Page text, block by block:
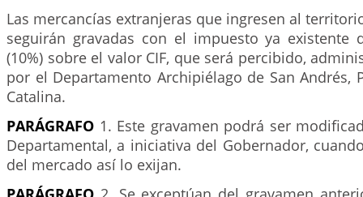
Las mercancías extranjeras que ingresen al
seguirán gravadas con el impuesto ya existente
(10%) sobre el valor CIF, que será percibido,
por el Departamento Archipiélago de San Andrés,
Catalina.
PARÁGRAFO 1. Este gravamen podrá ser
Departamental, a iniciativa del Gobernador,
del mercado así lo exijan.